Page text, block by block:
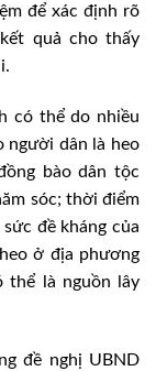
để xác định rõ
quả cho thấy
có thể do nhiều
người dân là heo
bào dân tộc
sóc; thời điểm
đề kháng của
ở địa phương
thể là nguồn lây
đề nghị UBND